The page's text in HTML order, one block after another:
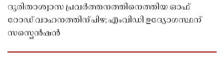
ദുരിതാശ്വാസ പ്രവർത്തനത്തിനെത്തിയ ഓഫ്
റോഡ് വാഹനത്തിന് പിഴ; എംവിഡി ഉദ്യോഗസ്ഥന്
സസ്പെൻഷൻ